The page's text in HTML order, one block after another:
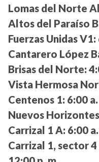
Lomas del Norte
Altos del Paraíso
Fuerzas Unidas V1:
Cantarero López
Brisas del Norte:
Vista Hermosa
Centenos 1: 6:00
Nuevos
Carrizal 1 A: 6:00
Carrizal 1, sector